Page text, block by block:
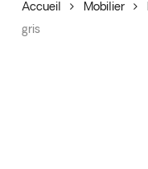
Accueil Mobilier
gris